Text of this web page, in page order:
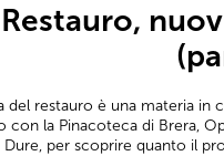
Restauro,
del restauro è una materia in
con la Pinacoteca di Brera,
Dure, per scoprire quanto il